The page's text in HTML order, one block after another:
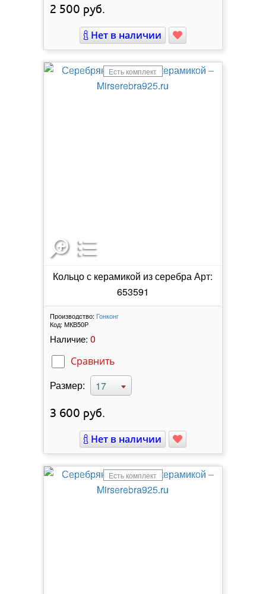
2 500 руб.
Нет в наличии
Есть комплект
Кольцо с керамикой из серебра Арт:
653591
Производство: Гонконг
Код: МКВ50Р
Наличие: 0
Сравнить
Размер: 17
3 600 руб.
Нет в наличии
Есть комплект